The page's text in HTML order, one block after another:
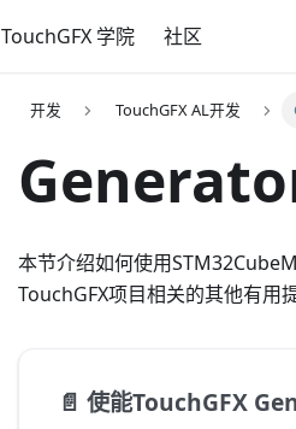
TouchGFX 学院 社区
开发 TouchGFX AL开发
本节介绍如何使用
TouchGFX项目相关的其他有用
📄️ 使能TouchGFX